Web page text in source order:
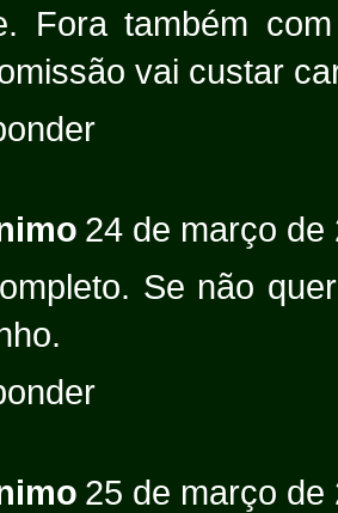
Fora também
vai custar
24 de março de
Se não
25 de março de